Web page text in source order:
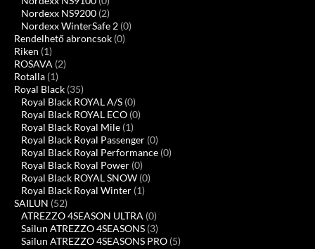
Nordexx NS9200 (2)
Nordexx WinterSafe 2 (0)
Rendelhető abroncsok (0)
Riken (1)
ROSAVA (2)
Rotalla (1)
Royal Black (35)
Royal Black ROYAL A/S (0)
Royal Black ROYAL ECO (0)
Royal Black Royal Mile (1)
Royal Black Royal Passenger (0)
Royal Black Royal Performance (0)
Royal Black Royal Power (0)
Royal Black ROYAL SNOW (0)
Royal Black Royal Winter (1)
SAILUN (52)
ATREZZO 4SEASON ULTRA (0)
Sailun ATREZZO 4SEASONS (3)
Sailun ATREZZO 4SEASONS PRO (5)